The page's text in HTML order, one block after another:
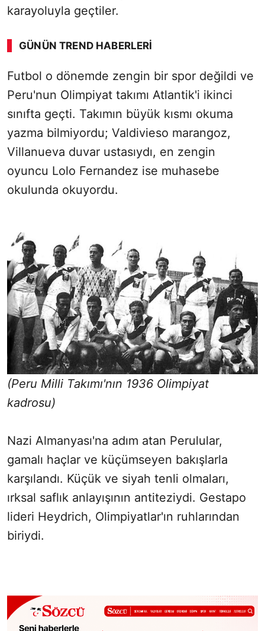
karayoluyla geçtiler.
GÜNÜN TREND HABERLERI
00:04 / 03:53
Sesi Aç
Futbol o dönemde zengin bir spor değildi ve
Peru'nun Olimpiyat takımı Atlantik'i ikinci
sınıfta geçti. Takımın büyük kısmı okuma
yazma bilmiyordu; Valdivieso marangoz,
Villanueva duvar ustasıydı, en zengin
oyuncu Lolo Fernandez ise muhasebe
okulunda okuyordu.
(Peru Milli Takımı'nın 1936 Olimpiyat
kadrosu)
Nazi Almanyası'na adım atan Perulular,
gamalı haçlar ve küçümseyen bakışlarla
karşılandı. Küçük ve siyah tenli olmaları,
ırksal saflık anlayışının antiteziydi. Gestapo
lideri Heydrich, Olimpiyatlar'ın ruhlarından
biriydi.